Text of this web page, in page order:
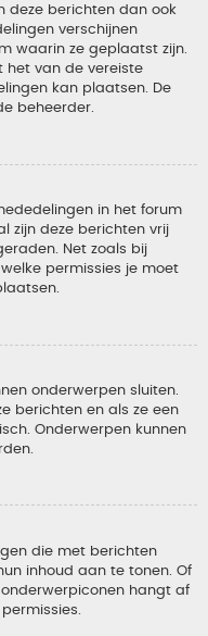
deze berichten dan ook
verschijnen
waarin ze geplaatst zijn.
het van de vereiste
kan plaatsen. De
beheerder.
in het forum
zijn deze berichten vrij
Net zoals bij
permissies je moet
onderwerpen sluiten.
berichten en als ze een
Onderwerpen kunnen
die met berichten
inhoud aan te tonen. Of
hangt af